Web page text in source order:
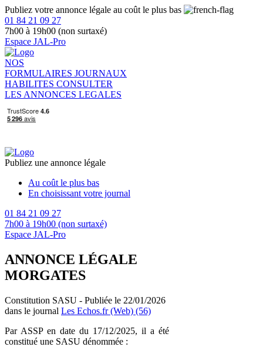
Publiez votre annonce légale au coût le plus bas
01 84 21 09 27
7h00 à 19h00 (non surtaxé)
Espace JAL-Pro
NOS
FORMULAIRES JOURNAUX
HABILITES CONSULTER
LES ANNONCES LEGALES
Publiez une annonce légale
Au coût le plus bas
En choisissant votre journal
01 84 21 09 27
7h00 à 19h00 (non surtaxé)
Espace JAL-Pro
ANNONCE LÉGALE
MORGATES
Constitution SASU - Publiée le 22/01/2026
dans le journal Les Echos.fr (Web) (56)
Par ASSP en date du 17/12/2025, il a été
constitué une SASU dénommée :